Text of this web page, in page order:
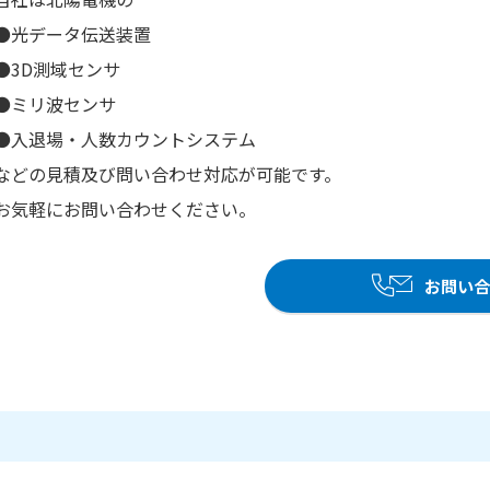
データ伝送装置
測域センサ
リ波センサ
退場・人数カウントシステム
どの見積及び問い合わせ対応が可能です。
気軽にお問い合わせください。
お問い